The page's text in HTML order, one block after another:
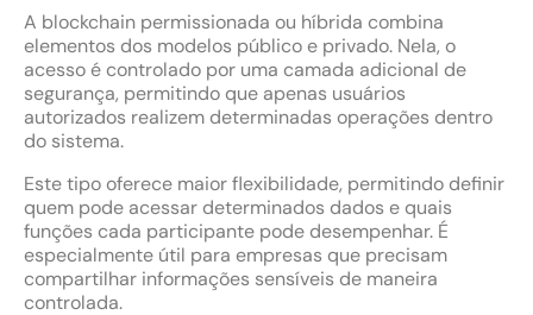
A blockchain permissionada ou híbrida combina
elementos dos modelos público e privado. Nela, o
acesso é controlado por uma camada adicional de
segurança, permitindo que apenas usuários
autorizados realizem determinadas operações dentro
do sistema.
Este tipo oferece maior flexibilidade, permitindo definir
quem pode acessar determinados dados e quais
funções cada participante pode desempenhar. É
especialmente útil para empresas que precisam
compartilhar informações sensíveis de maneira
controlada.